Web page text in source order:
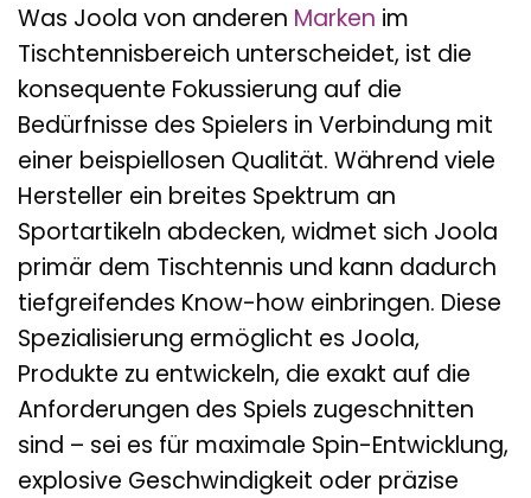
Was Joola von anderen Marken im
Tischtennisbereich unterscheidet, ist die
konsequente Fokussierung auf die
Bedürfnisse des Spielers in Verbindung mit
einer beispiellosen Qualität. Während viele
Hersteller ein breites Spektrum an
Sportartikeln abdecken, widmet sich Joola
primär dem Tischtennis und kann dadurch
tiefgreifendes Know-how einbringen. Diese
Spezialisierung ermöglicht es Joola,
Produkte zu entwickeln, die exakt auf die
Anforderungen des Spiels zugeschnitten
sind – sei es für maximale Spin-Entwicklung,
explosive Geschwindigkeit oder präzise